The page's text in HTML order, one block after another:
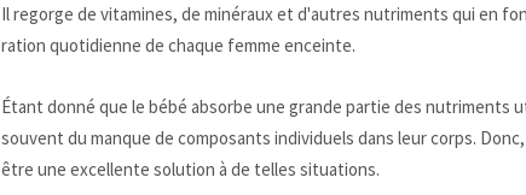
Il regorge de vitamines, de minéraux et d'autres nutriments qui en
ration quotidienne de chaque femme enceinte.
Étant donné que le bébé absorbe une grande partie des nutriments
souvent du manque de composants individuels dans leur corps.
être une excellente solution à de telles situations.